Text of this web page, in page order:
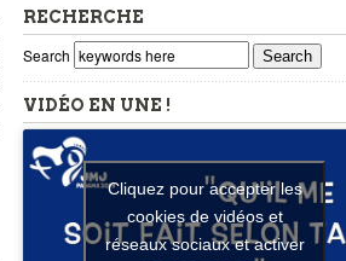
RECHERCHE
Search Search
VIDÉO EN UNE !
Cliquez pour accepter les
cookies de vidéos et
réseaux sociaux et activer